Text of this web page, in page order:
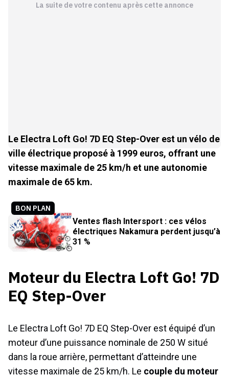
La suite de votre contenu après cette annonce
Le Electra Loft Go! 7D EQ Step-Over est un vélo de
ville électrique proposé à 1999 euros, offrant une
vitesse maximale de 25 km/h et une autonomie
maximale de 65 km.
BON PLAN
Ventes flash Intersport : ces vélos
électriques Nakamura perdent jusqu’à
31 %
Moteur du Electra Loft Go! 7D
EQ Step-Over
Le Electra Loft Go! 7D EQ Step-Over est équipé d’un
moteur d’une puissance nominale de 250 W situé
dans la roue arrière, permettant d’atteindre une
vitesse maximale de 25 km/h. Le couple du moteur